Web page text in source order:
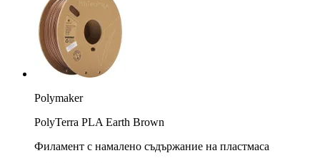
Polymaker
PolyTerra PLA Earth Brown
Филамент с намалено съдържание на пластмаса